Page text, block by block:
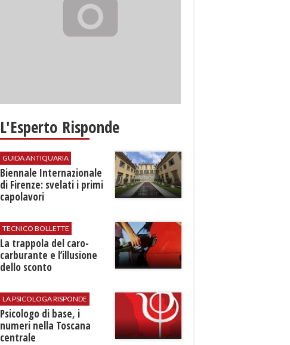
L'Esperto Risponde
GUIDA ANTIQUARIA
Biennale Internazionale
di Firenze: svelati i primi
capolavori
TECNICO BOLLETTE
​La trappola del caro-
carburante e l’illusione
dello sconto
LA PSICOLOGA RISPONDE
Psicologo di base, i
numeri nella Toscana
centrale